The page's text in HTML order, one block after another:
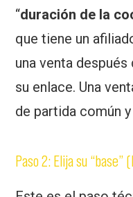
“duración de la
que tiene un
una venta
su enlace. Una
de partida común
Paso 2: Elija su “base”